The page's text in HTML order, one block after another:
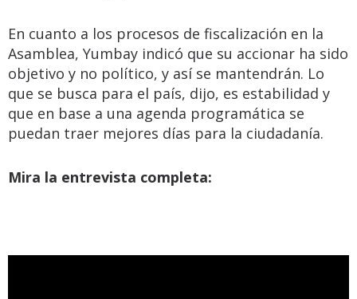
En cuanto a los procesos de fiscalización en la
Asamblea, Yumbay indicó que su accionar ha sido
objetivo y no político, y así se mantendrán. Lo
que se busca para el país, dijo, es estabilidad y
que en base a una agenda programática se
puedan traer mejores días para la ciudadanía.
Mira la entrevista completa: